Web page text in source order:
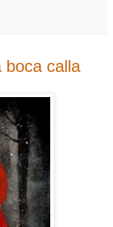
boca calla